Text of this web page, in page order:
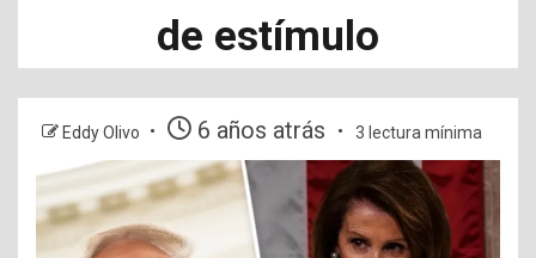
de estímulo
Eddy Olivo 6 años atrás 3 lectura mínima